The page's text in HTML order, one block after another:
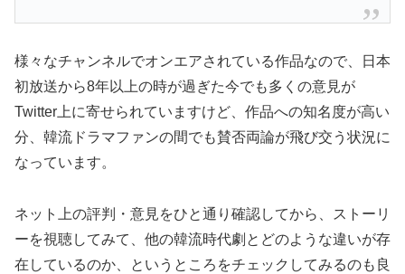
様々なチャンネルでオンエアされている作品なので、日本
初放送から8年以上の時が過ぎた今でも多くの意見が
Twitter上に寄せられていますけど、作品への知名度が高い
分、韓流ドラマファンの間でも賛否両論が飛び交う状況に
なっています。
ネット上の評判・意見をひと通り確認してから、ストーリ
ーを視聴してみて、他の韓流時代劇とどのような違いが存
在しているのか、というところをチェックしてみるのも良